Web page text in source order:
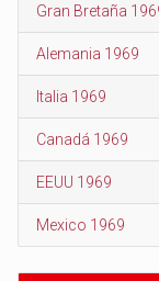
Gran Bretaña
Alemania 1969
Italia 1969
Canadá 1969
EEUU 1969
Mexico 1969